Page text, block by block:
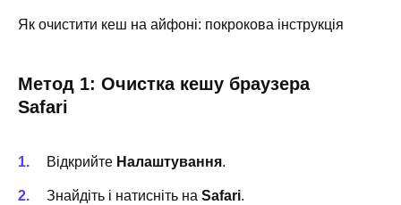
Як очистити кеш на айфоні: покрокова інструкція
Метод 1: Очистка кешу браузера
Safari
Відкрийте Налаштування.
Знайдіть і натисніть на Safari.